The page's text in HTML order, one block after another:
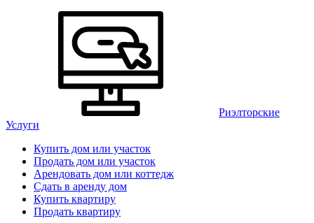
Риэлторские
Услуги
Купить дом или участок
Продать дом или участок
Арендовать дом или коттедж
Сдать в аренду дом
Купить квартиру
Продать квартиру